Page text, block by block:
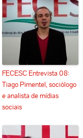
FECESC Entrevista 08:
Tiago Pimentel, sociólogo
e analista de mídias
sociais